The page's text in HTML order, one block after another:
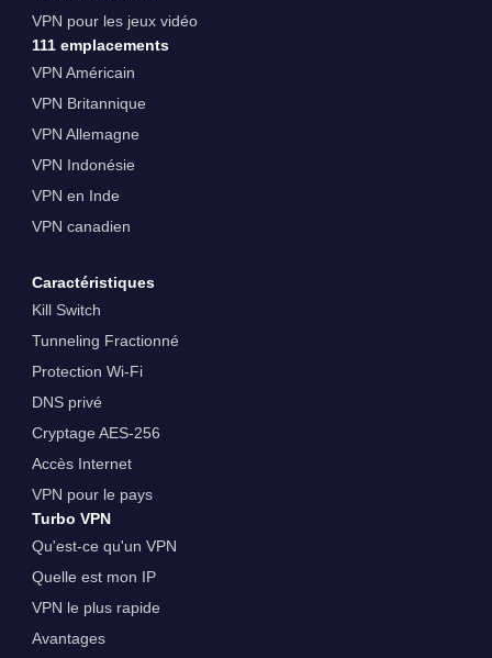
VPN pour les jeux vidéo
111 emplacements
VPN Américain
VPN Britannique
VPN Allemagne
VPN Indonésie
VPN en Inde
VPN canadien
Caractéristiques
Kill Switch
Tunneling Fractionné
Protection Wi-Fi
DNS privé
Cryptage AES-256
Accès Internet
VPN pour le pays
Turbo VPN
Qu'est-ce qu'un VPN
Quelle est mon IP
VPN le plus rapide
Avantages